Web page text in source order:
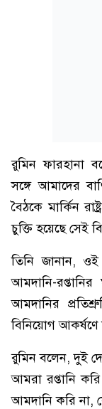
রুমিন ফারহানা
সঙ্গে আমাদের
বৈঠকে মার্কিন
চুক্তি হয়েছে সেই
তিনি জানান, ওই
আমদানি-
আমদানির
বিনিয়োগ আকর্ষণে
রুমিন বলেন, দুই
আমরা রপ্তানি
আমদানি করি না,